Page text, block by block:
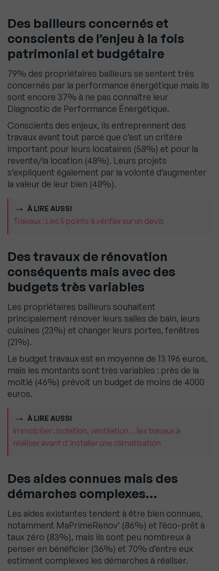
Des bailleurs concernés et
conscients de l’enjeu à la fois
patrimonial et budgétaire
79% des propriétaires bailleurs se sentent très
concernés par la performance énergétique mais ils
sont encore 37% à ne pas connaître leur
Diagnostic de Performance Énergétique.
Conscients des enjeux, ils entreprennent des
travaux avant tout parce que c’est un critère
important pour leurs locataires (58%) et pour la
revente/la location (48%). Leurs projets
s’expliquent également par la volonté d’augmenter
la valeur de leur bien (48%).
À LIRE AUSSI
Travaux : Les 5 points à vérifier sur un devis
Des travaux de rénovation
conséquents mais avec des
budgets très variables
Les propriétaires bailleurs souhaitent
principalement rénover leurs salles de bain, leurs
cuisines (23%) et changer leurs portes, fenêtres
(21%).
Le budget travaux est en moyenne de 13 196 euros,
mais les montants sont très variables : près de la
moitié (46%) prévoit un budget de moins de 4000
euros.
À LIRE AUSSI
Immobilier : Isolation, ventilation… les travaux à
réaliser avant d'installer une climatisation
Des aides connues mais des
démarches complexes…
Les aides existantes tendent à être bien connues,
notamment MaPrimeRenov’ (86%) et l’éco-prêt à
taux zéro (83%), mais ils sont peu nombreux à
penser en bénéficier (36%) et 70% d’entre eux
estiment complexes les démarches à réaliser.